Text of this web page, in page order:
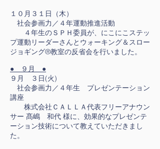
１０月３１日（木）
社会参画力／４年運動推進活動
４年生のＳＰＨ委員が、にこにこステッ
プ運動リーダーさんとウォーキング＆スロー
ジョギング®教室の反省会を行いました。
● ９月 ●
９月 ３日(火)
社会参画力／４年生 プレゼンテーション
講座
株式会社ＣＡＬＬＡ代表フリーアナウン
サー 髙嶋 和代 様に、効果的なプレゼンテ
ーション技術について教えていただきまし
た。